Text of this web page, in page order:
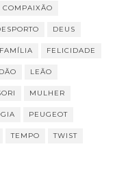
COMPAIXÃO
DEUS
FAMÍLIA FELICIDADE
LEÃO
MULHER
PEUGEOT
TEMPO TWIST